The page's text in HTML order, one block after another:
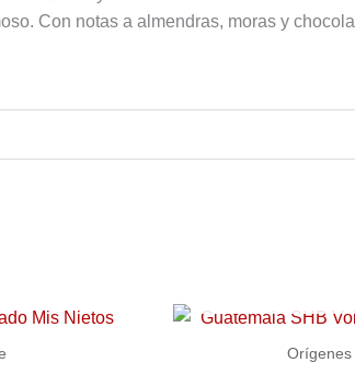
Con notas a almendras, moras y
Orígenes